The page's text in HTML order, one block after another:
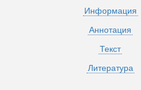
Информация
Аннотация
Текст
Литература